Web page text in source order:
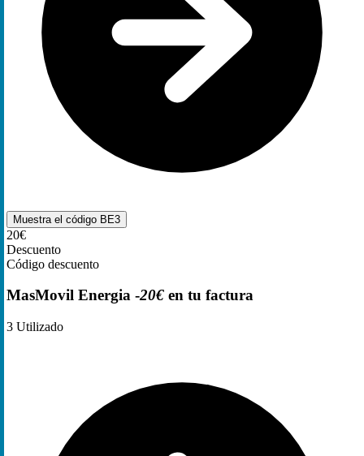
Muestra el código BE3
20€
Descuento
Código descuento
MasMovil Energia -20€ en tu factura
3 Utilizado